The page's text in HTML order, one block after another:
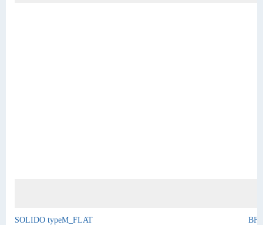
SOLIDO typeM_FLAT
BF/